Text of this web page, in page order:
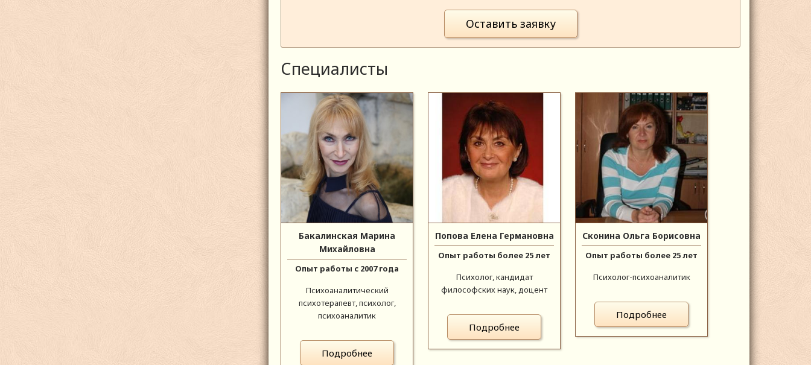
Оставить заявку
Специалисты
Бакалинская Марина
Михайловна
Опыт работы с 2007 года
Психоаналитический
психотерапевт, психолог,
психоаналитик
Подробнее
Попова Елена Германовна
Опыт работы более 25 лет
Психолог, кандидат
философских наук, доцент
Подробнее
Сконина Ольга Борисовна
Опыт работы более 25 лет
Психолог-психоаналитик
Подробнее